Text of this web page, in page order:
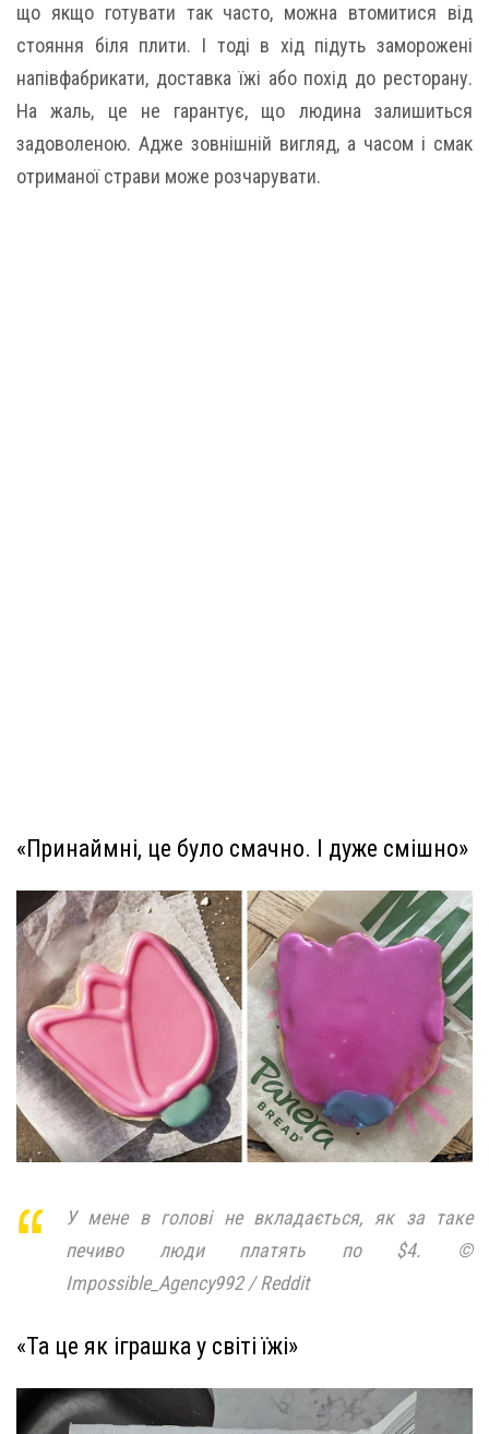
що якщо готувати так часто, можна втомитися від
стояння біля плити. І тоді в хід підуть заморожені
напівфабрикати, доставка їжі або похід до ресторану.
На жаль, це не гарантує, що людина залишиться
задоволеною. Адже зовнішній вигляд, а часом і смак
отриманої страви може розчарувати.
«Принаймні, це було смачно. І дуже смішно»
У мене в голові не вкладається, як за таке
печиво люди платять по $4. ©
Impossible_Agency992 / Reddit
«Та це як іграшка у світі їжі»